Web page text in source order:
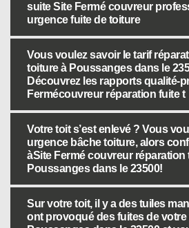
suite Site Fermé couvreur
urgence fuite de toiture
Vous voulez savoir le tarif
toiture à Poussanges dans le
Découvrez les rapports qualité-
Fermécouvreur réparation fuite t
Votre toit s’est enlevé ? Vous
urgence bâche toiture, alors
àSite Fermé couvreur réparation
Poussanges dans le 23500!
Sur votre toit, il y a des tuiles
ont provoqué des fuites de votre